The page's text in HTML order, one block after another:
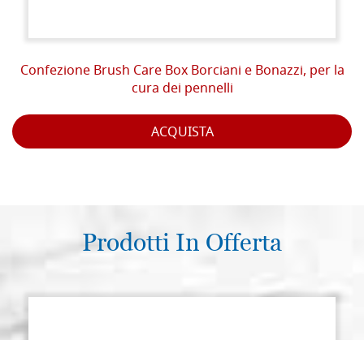
Confezione Brush Care Box Borciani e Bonazzi, per la
cura dei pennelli
ACQUISTA
Prodotti In Offerta